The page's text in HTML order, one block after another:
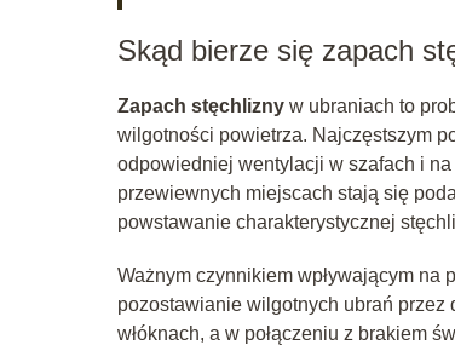
Skąd bierze się zapach
Zapach stęchlizny w ubraniach to
wilgotności powietrza. Najczęstszym
odpowiedniej wentylacji w szafach i
przewiewnych miejscach stają się
powstawanie charakterystycznej
Ważnym czynnikiem wpływającym na
pozostawianie wilgotnych ubrań przez
włóknach, a w połączeniu z brakiem